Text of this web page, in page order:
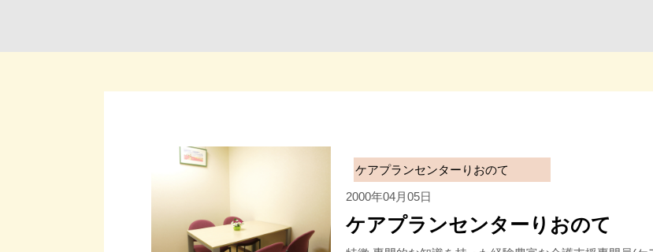
ケアプランセンターりおのて
2000年04月05日
ケアプランセンターりおのて